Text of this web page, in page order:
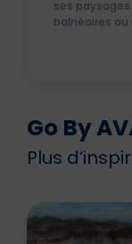
ses
balnéaires
Go By
Plus